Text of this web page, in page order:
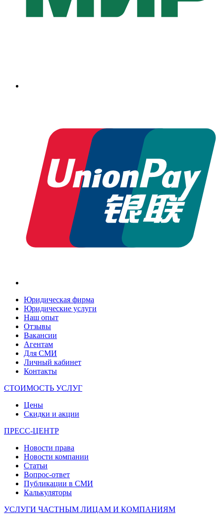
Юридическая фирма
Юридические услуги
Наш опыт
Отзывы
Вакансии
Агентам
Для СМИ
Личный кабинет
Контакты
СТОИМОСТЬ УСЛУГ
Цены
Скидки и акции
ПРЕСС-ЦЕНТР
Новости права
Новости компании
Статьи
Вопрос-ответ
Публикации в СМИ
Калькуляторы
УСЛУГИ ЧАСТНЫМ ЛИЦАМ И КОМПАНИЯМ